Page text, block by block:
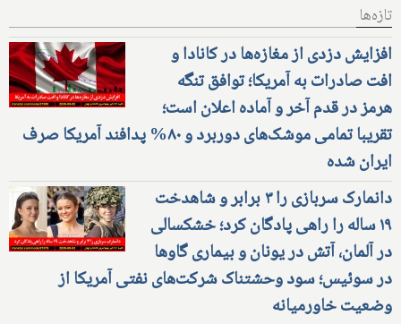
تازه‌ها
افزایش دزدی از مغازه‌ها در کانادا و
افت صادرات به آمریکا؛ توافق تنگه
هرمز در قدم آخر و آماده اعلان است؛
تقریبا تمامی موشک‌های دوربرد و ۸۰% پدافند آمریکا صرف
ایران شده
دانمارک سربازی را ۳ برابر و شاهدخت
۱۹ ساله را راهی پادگان کرد؛ خشکسالی
در آلمان، آتش در یونان و بیماری گاوها
در سوئیس؛ سود وحشتناک شرکت‌های نفتی آمریکا از
وضعیت خاورمیانه